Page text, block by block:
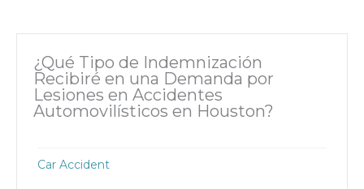
¿Qué Tipo de Indemnización
Recibiré en una Demanda por
Lesiones en Accidentes
Automovilísticos en Houston?
Car Accident